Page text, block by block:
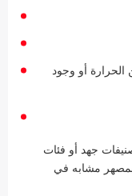
أو وجود
جهد أو فئات
بمصهر مشابه في